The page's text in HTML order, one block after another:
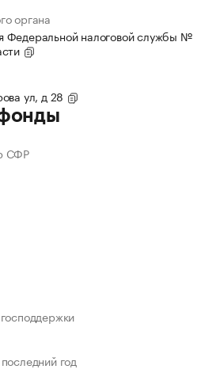
органа
Федеральной налоговой службы №
ул, д 28
СФР
год